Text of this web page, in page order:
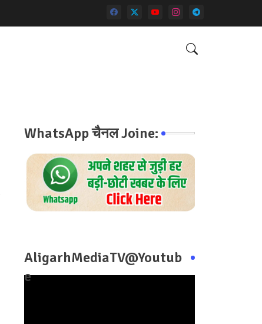
WhatsApp चैनल Joine:
AligarhMediaTV@Youtub
e